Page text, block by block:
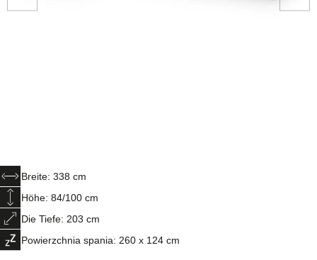
Breite: 338 cm
Höhe: 84/100 cm
Die Tiefe: 203 cm
Powierzchnia spania: 260 x 124 cm